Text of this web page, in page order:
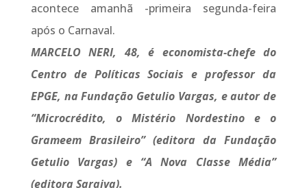
acontece amanhã -primeira segunda-feira
após o Carnaval.
MARCELO NERI, 48, é economista-chefe do
Centro de Políticas Sociais e professor da
EPGE, na Fundação Getulio Vargas, e autor de
“Microcrédito, o Mistério Nordestino e o
Grameem Brasileiro” (editora da Fundação
Getulio Vargas) e “A Nova Classe Média”
(editora Saraiva).